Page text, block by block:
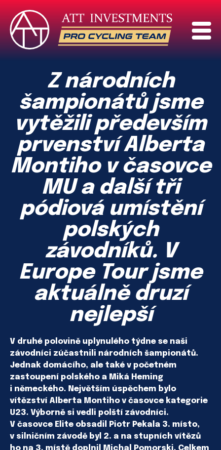
Z národních
šampionátů jsme
vytěžili především
prvenství Alberta
Montiho v časovce
MU a další tři
pódiová umístění
polských
závodníků. V
Europe Tour jsme
aktuálně druzí
nejlepší
V druhé polovině uplynulého týdne se naši
závodníci zúčastnili národních šampionátů.
Jednak domácího, ale také v početném
zastoupení polského a Miká Heming
i německého. Největším úspěchem bylo
vítězství Alberta Montiho v časovce kategorie
U23. Výborně si vedli polští závodníci.
V časovce Elite obsadil Piotr Pekala 3. místo,
v silničním závodě byl 2. a na stupních vítězů
ho na 3. místě doplnil Michal Pomorski. Celkem